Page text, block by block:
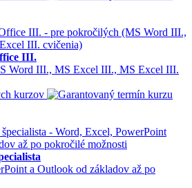
III.
Word III., MS Excel III., MS Excel III.
a Outlook od základov až po